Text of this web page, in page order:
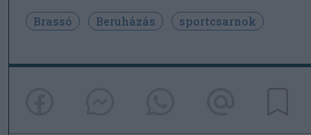
Brassó Beruházás sportcsarnok